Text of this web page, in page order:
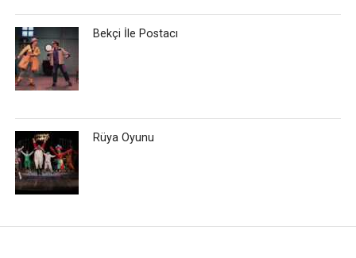
Bekçi İle Postacı
Rüya Oyunu